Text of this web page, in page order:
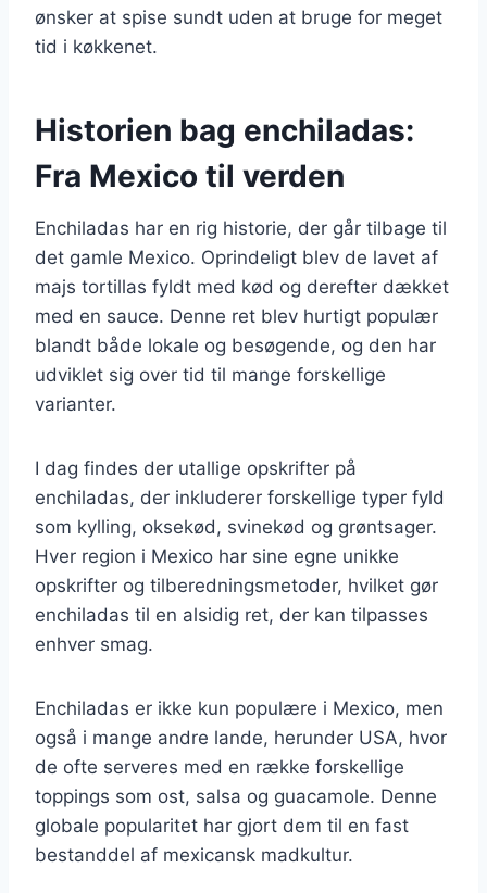
ønsker at spise sundt uden at bruge for meget
tid i køkkenet.
Historien bag enchiladas:
Fra Mexico til verden
Enchiladas har en rig historie, der går tilbage til
det gamle Mexico. Oprindeligt blev de lavet af
majs tortillas fyldt med kød og derefter dækket
med en sauce. Denne ret blev hurtigt populær
blandt både lokale og besøgende, og den har
udviklet sig over tid til mange forskellige
varianter.
I dag findes der utallige opskrifter på
enchiladas, der inkluderer forskellige typer fyld
som kylling, oksekød, svinekød og grøntsager.
Hver region i Mexico har sine egne unikke
opskrifter og tilberedningsmetoder, hvilket gør
enchiladas til en alsidig ret, der kan tilpasses
enhver smag.
Enchiladas er ikke kun populære i Mexico, men
også i mange andre lande, herunder USA, hvor
de ofte serveres med en række forskellige
toppings som ost, salsa og guacamole. Denne
globale popularitet har gjort dem til en fast
bestanddel af mexicansk madkultur.